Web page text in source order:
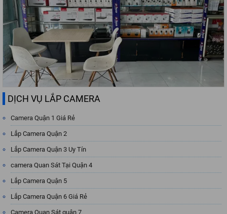
DỊCH VỤ LẮP CAMERA
Camera Quận 1 Giá Rẻ
Lắp Camera Quận 2
Lắp Camera Quận 3 Uy Tín
camera Quan Sát Tại Quận 4
Lắp Camera Quận 5
Lắp Camera Quận 6 Giá Rẻ
Camera Quan Sát quận 7